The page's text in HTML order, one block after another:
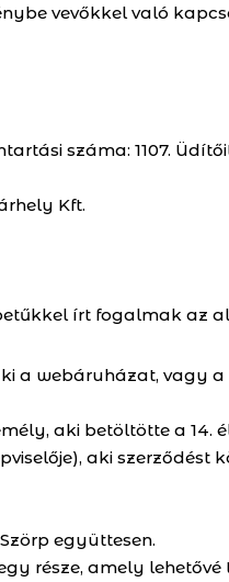
vevőkkel való
száma: 1107.
Kft.
írt fogalmak az
a webáruházat,
aki betöltötte a
aki
együttesen.
része, amely